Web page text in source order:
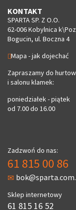
KONTAKT
SPARTA SP. Z O.O.
62-006 Kobylnica
Bogucin, ul. Boczna 4
Mapa - jak dojechać
Zapraszamy do
i salonu klamek:
poniedziałek - piątek
od 7.00 do 16.00
Zadzwoń do nas:
61 815 00 86
Sklep internetowy
61 815 16 52